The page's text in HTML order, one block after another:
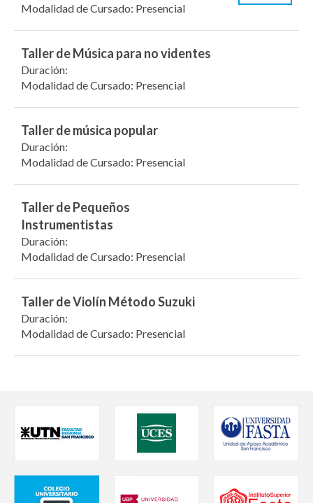
Modalidad de Cursado: Presencial
Taller de Música para no videntes
Duración:
Modalidad de Cursado: Presencial
Taller de música popular
Duración:
Modalidad de Cursado: Presencial
Taller de Pequeños
Instrumentistas
Duración:
Modalidad de Cursado: Presencial
Taller de Violín Método Suzuki
Duración:
Modalidad de Cursado: Presencial